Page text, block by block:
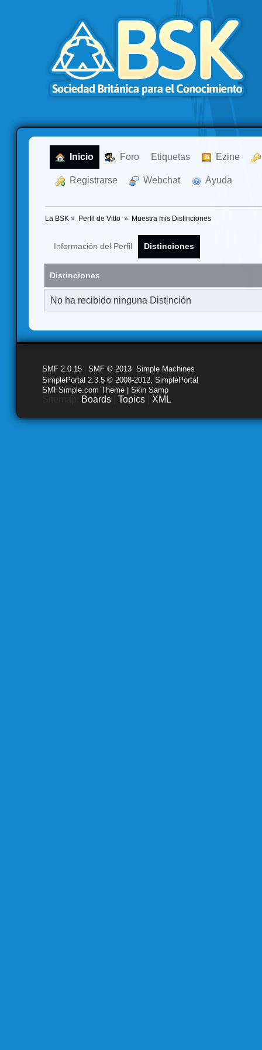
Inicio Foro Etiquetas Ezine
Registrarse Webchat Ayuda
La BSK » Perfil de Vitto » Muestra mis Distinciones
Información del Perfil Distinciones
Distinciones
No ha recibido ninguna Distinción
SMF 2.0.15 SMF © 2013 Simple Machines
SimplePortal 2.3.5 © 2008-2012, SimplePortal
SMFSimple.com Theme | Skin Samp
Boards Topics XML